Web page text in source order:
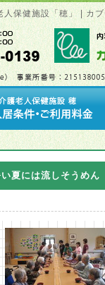
保健施設「穂」 | カ
夏には流しそうめん